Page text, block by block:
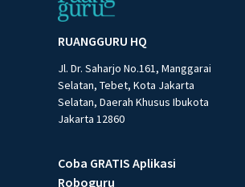
RUANGGURU HQ
Jl. Dr. Saharjo No.161, Manggarai
Selatan, Tebet, Kota Jakarta
Selatan, Daerah Khusus Ibukota
Jakarta 12860
Coba GRATIS Aplikasi
Roboguru